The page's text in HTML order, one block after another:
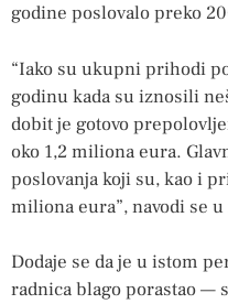
godine poslovalo preko
“Iako su ukupni prihodi
godinu kada su iznosili
dobit je gotovo
oko 1,2 miliona eura.
poslovanja koji su, kao i
miliona eura”, navodi se
Dodaje se da je u istom
radnica blago porastao —